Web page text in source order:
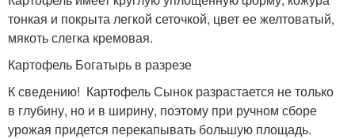
тонкая и покрыта легкой сеточкой, цвет ее желтоватый,
мякоть слегка кремовая.
Картофель Богатырь в разрезе
К сведению! Картофель Сынок разрастается не только
в глубину, но и в ширину, поэтому при ручном сборе
урожая придется перекапывать большую площадь.